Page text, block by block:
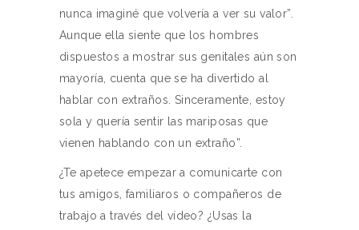
nunca imaginé que volvería a ver su valor”.
Aunque ella siente que los hombres
dispuestos a mostrar sus genitales aún son
mayoría, cuenta que se ha divertido al
hablar con extraños. Sinceramente, estoy
sola y quería sentir las mariposas que
vienen hablando con un extraño”.
¿Te apetece empezar a comunicarte con
tus amigos, familiaros o compañeros de
trabajo a través del vídeo? ¿Usas la